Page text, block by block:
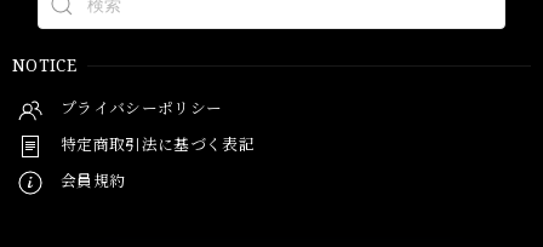
NOTICE
プライバシーポリシー
特定商取引法に基づく表記
会員規約